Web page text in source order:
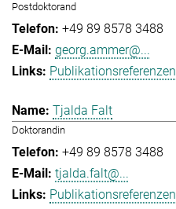
Postdoktorand
+49 89 8578 3488
georg.ammer@...
Publikationsreferenzen
Tjalda Falt
Doktorandin
+49 89 8578 3488
tjalda.falt@...
Publikationsreferenzen